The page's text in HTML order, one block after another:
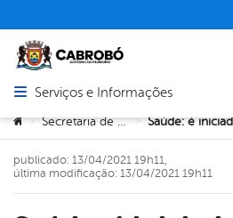
Abrir menu principal de navegação
Serviços e Informações
Você está aqui:
> Secretaria de Saúde >
publicado: 13/04/2021 19h11,
última modificação: 13/04/2021 19h11